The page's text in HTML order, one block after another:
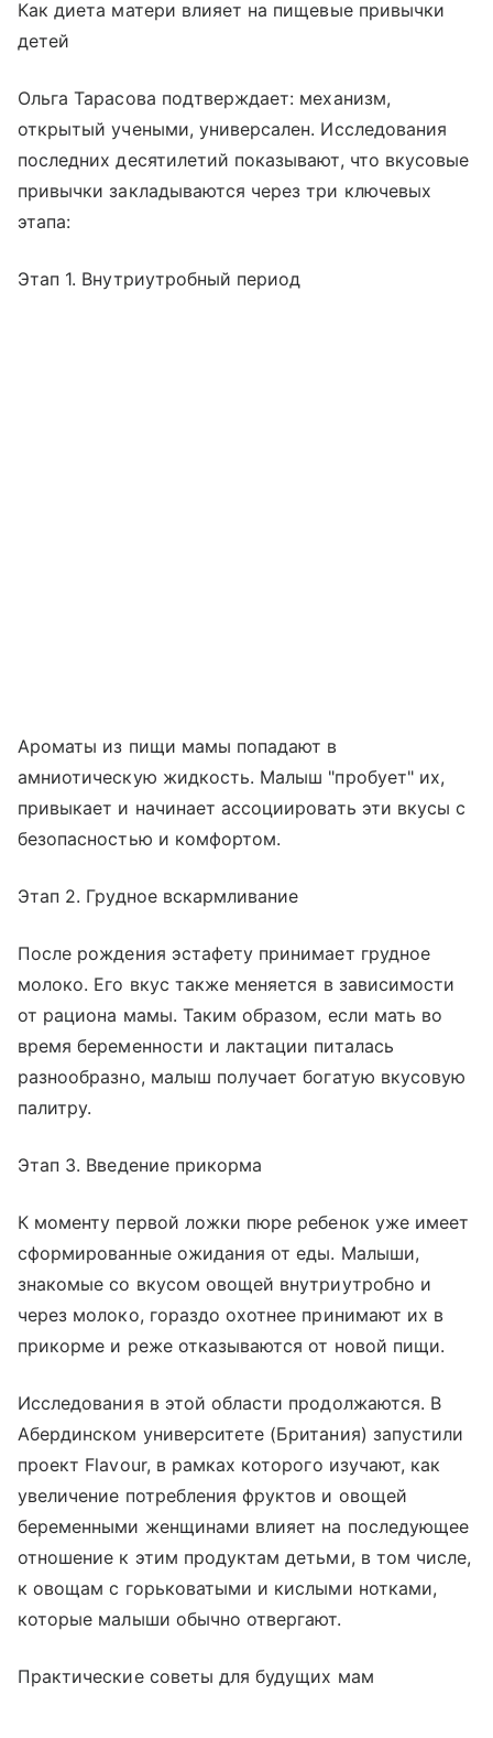
Как диета матери влияет на пищевые привычки
детей
Ольга Тарасова подтверждает: механизм,
открытый учеными, универсален. Исследования
последних десятилетий показывают, что вкусовые
привычки закладываются через три ключевых
этапа:
Этап 1. Внутриутробный период
Ароматы из пищи мамы попадают в
амниотическую жидкость. Малыш "пробует" их,
привыкает и начинает ассоциировать эти вкусы с
безопасностью и комфортом.
Этап 2. Грудное вскармливание
После рождения эстафету принимает грудное
молоко. Его вкус также меняется в зависимости
от рациона мамы. Таким образом, если мать во
время беременности и лактации питалась
разнообразно, малыш получает богатую вкусовую
палитру.
Этап 3. Введение прикорма
К моменту первой ложки пюре ребенок уже имеет
сформированные ожидания от еды. Малыши,
знакомые со вкусом овощей внутриутробно и
через молоко, гораздо охотнее принимают их в
прикорме и реже отказываются от новой пищи.
Исследования в этой области продолжаются. В
Абердинском университете (Британия) запустили
проект Flavour, в рамках которого изучают, как
увеличение потребления фруктов и овощей
беременными женщинами влияет на последующее
отношение к этим продуктам детьми, в том числе,
к овощам с горьковатыми и кислыми нотками,
которые малыши обычно отвергают.
Практические советы для будущих мам